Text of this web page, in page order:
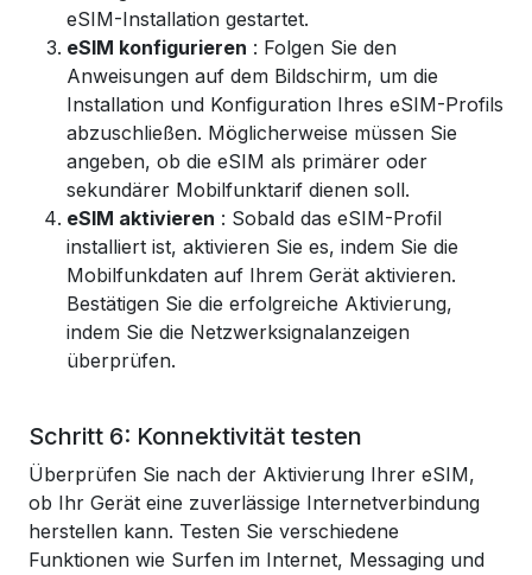
eSIM-Installation gestartet.
eSIM konfigurieren : Folgen Sie den
Anweisungen auf dem Bildschirm, um die
Installation und Konfiguration Ihres eSIM-Profils
abzuschließen. Möglicherweise müssen Sie
angeben, ob die eSIM als primärer oder
sekundärer Mobilfunktarif dienen soll.
eSIM aktivieren : Sobald das eSIM-Profil
installiert ist, aktivieren Sie es, indem Sie die
Mobilfunkdaten auf Ihrem Gerät aktivieren.
Bestätigen Sie die erfolgreiche Aktivierung,
indem Sie die Netzwerksignalanzeigen
überprüfen.
Schritt 6: Konnektivität testen
Überprüfen Sie nach der Aktivierung Ihrer eSIM,
ob Ihr Gerät eine zuverlässige Internetverbindung
herstellen kann. Testen Sie verschiedene
Funktionen wie Surfen im Internet, Messaging und